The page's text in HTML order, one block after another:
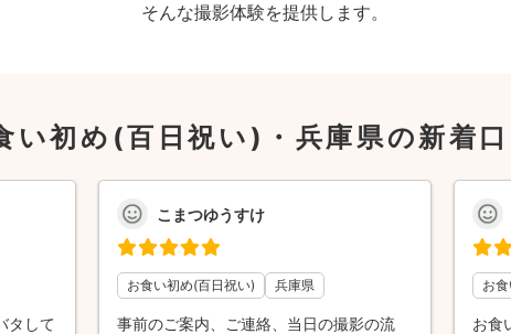
そんな撮影体験を提供します。
い初め(百日祝い)・兵庫県の新着口
タして
こまつゆうすけ
お食い初め(百日祝い) 兵庫県
事前のご案内、ご連絡、当日の撮影の流
お
お食